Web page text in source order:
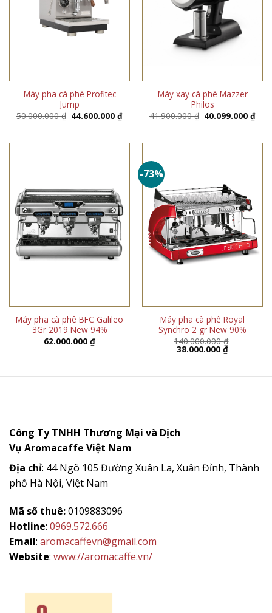
Máy pha cà phê Profitec
Jump
50.000.000₫ Giá
gốc
44.600.000₫Giá
44.600.000 ₫.
Máy xay cà phê Mazzer
Philos
41.900.000₫ Giá
gốc
40.099.000₫Giá
Máy pha cà phê BFC Galileo
3Gr 2019 New 94%
62.000.000 ₫
-73%
Máy pha cà phê Royal
Synchro 2 gr New 90%
140.000.000₫
Giá
gốc
38.000.000 ₫Giá
38.000.000
Công Ty TNHH Thương Mại và Dịch
Vụ Aromacaffe Việt Nam
Địa chỉ: 44 Ngõ 105 Đường Xuân La, Xuân Đỉnh, Thành
phố Hà Nội, Việt Nam
Mã số thuê:0109883096
Hotline: 0969.572.666
Email: aromacaffevn@gmail.com
Website: www://aromacaffe.vn/